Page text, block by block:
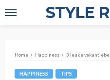
STYLE
Home Happiness 3 leuke
HAPPINESS TIPS